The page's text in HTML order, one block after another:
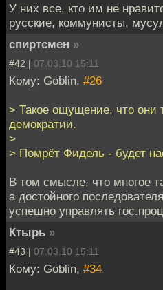
У них все, кто им не
русские, коммунисты,
спиртсмен »
#42 | 07.03.10 15:11
Кому: Goblin, #26
> Такое ощущение, что они
демократии.
>
> Помрёт Фидель - будет
В том смысле, что многое
а достойного
успешно управлять
Ктырь »
#43 | 07.03.10 15:11
Кому: Goblin, #34